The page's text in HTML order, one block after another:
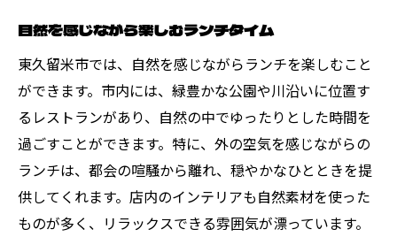
自然を感じながら楽しむランチタイム
東久留米市では、自然を感じながらランチを楽しむこと
ができます。市内には、緑豊かな公園や川沿いに位置す
るレストランがあり、自然の中でゆったりとした時間を
過ごすことができます。特に、外の空気を感じながらの
ランチは、都会の喧騒から離れ、穏やかなひとときを提
供してくれます。店内のインテリアも自然素材を使った
ものが多く、リラックスできる雰囲気が漂っています。